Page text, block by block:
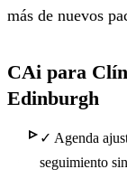
más de nuevos
CAi para
Edinburgh
✓ Agenda
seguimiento